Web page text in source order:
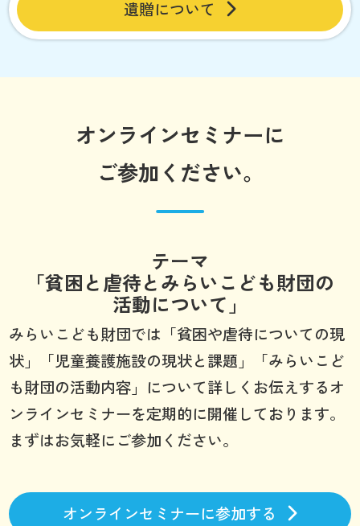
遺贈について
オンラインセミナーに
ご参加ください。
テーマ
「貧困と虐待とみらいこども財団の
活動について」
みらいこども財団では「貧困や虐待についての現
状」「児童養護施設の現状と課題」「みらいこど
も財団の活動内容」について詳しくお伝えするオ
ンラインセミナーを定期的に開催しております。
まずはお気軽にご参加ください。
オンラインセミナーに参加する